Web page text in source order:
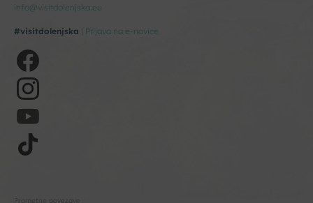
info@visitdolenjska.eu
#visitdolenjska Prijava na e-novice
Prometne povezave